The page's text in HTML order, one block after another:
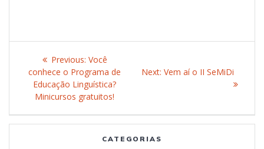
Post
navigation
Previous: Previous
post:
Você
conhece o Programa de
Educação Linguística?
Minicursos gratuitos!
Next: Next
Vem aí o II SeMiDi
CATEGORIAS